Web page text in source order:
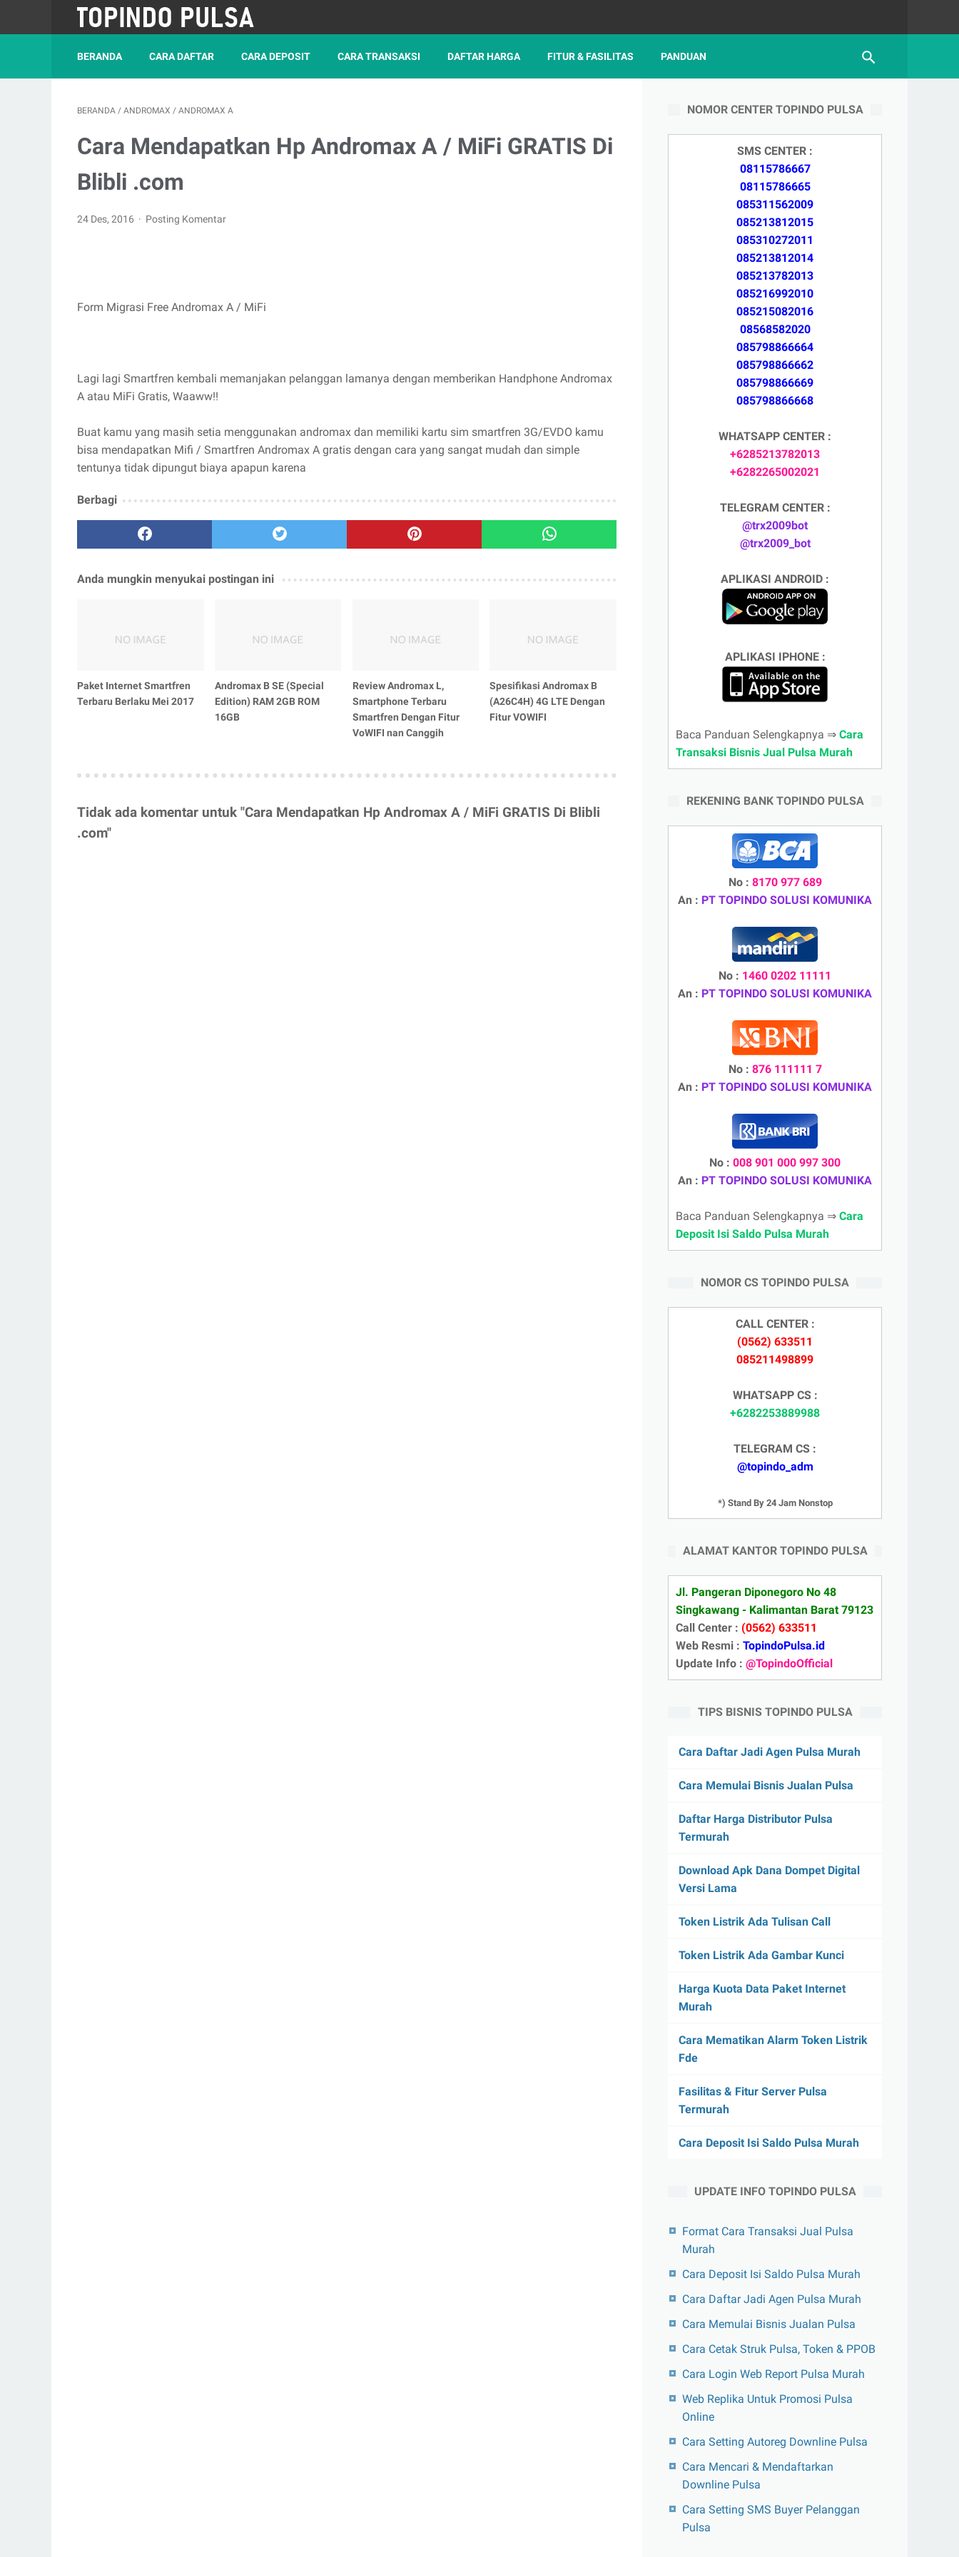
BERANDA CARA DAFTAR CARA DEPOSIT CARA TRANSAKSI DAFTAR HARGA FITUR & FASILITAS PANDUAN
BERANDA / ANDROMAX / ANDROMAX A
Cara Mendapatkan Hp Andromax A / MiFi GRATIS Di
Blibli .com
24 Des, 2016 Posting Komentar
Form Migrasi Free Andromax A / MiFi
Lagi lagi Smartfren kembali memanjakan pelanggan lamanya dengan memberikan Handphone Andromax
A atau MiFi Gratis, Waaww!!
Buat kamu yang masih setia menggunakan andromax dan memiliki kartu sim smartfren 3G/EVDO kamu
bisa mendapatkan Mifi / Smartfren Andromax A gratis dengan cara yang sangat mudah dan simple
tentunya tidak dipungut biaya apapun karena
Berbagi
Anda mungkin menyukai postingan ini
Paket Internet Smartfren
Terbaru Berlaku Mei 2017
Andromax B SE (Special
Edition) RAM 2GB ROM
16GB
Review Andromax L,
Smartphone Terbaru
Smartfren Dengan Fitur
VoWIFI nan Canggih
Spesifikasi Andromax B
(A26C4H) 4G LTE Dengan
Fitur VOWIFI
Tidak ada komentar untuk "Cara Mendapatkan Hp Andromax A / MiFi GRATIS Di Blibli
.com"
NOMOR CENTER TOPINDO PULSA
SMS CENTER :
08115786667
08115786665
085311562009
085213812015
085310272011
085213812014
085213782013
085216992010
085215082016
08568582020
085798866664
085798866662
085798866669
085798866668
WHATSAPP CENTER :
+6285213782013
+6282265002021
TELEGRAM CENTER :
@trx2009bot
@trx2009_bot
APLIKASI ANDROID :
APLIKASI IPHONE :
Baca Panduan Selengkapnya ⇒ Cara
Transaksi Bisnis Jual Pulsa Murah
REKENING BANK TOPINDO PULSA
No : 8170 977 689
An : PT TOPINDO SOLUSI KOMUNIKA
No : 1460 0202 11111
An : PT TOPINDO SOLUSI KOMUNIKA
No : 876 111111 7
An : PT TOPINDO SOLUSI KOMUNIKA
No : 008 901 000 997 300
An : PT TOPINDO SOLUSI KOMUNIKA
Baca Panduan Selengkapnya ⇒ Cara
Deposit Isi Saldo Pulsa Murah
NOMOR CS TOPINDO PULSA
CALL CENTER :
(0562) 633511
085211498899
WHATSAPP CS :
+6282253889988
TELEGRAM CS :
@topindo_adm
*) Stand By 24 Jam Nonstop
ALAMAT KANTOR TOPINDO PULSA
Jl. Pangeran Diponegoro No 48
Singkawang - Kalimantan Barat 79123
Call Center : (0562) 633511
Web Resmi : TopindoPulsa.id
Update Info : @TopindoOfficial
TIPS BISNIS TOPINDO PULSA
Cara Daftar Jadi Agen Pulsa Murah
Cara Memulai Bisnis Jualan Pulsa
Daftar Harga Distributor Pulsa
Termurah
Download Apk Dana Dompet Digital
Versi Lama
Token Listrik Ada Tulisan Call
Token Listrik Ada Gambar Kunci
Harga Kuota Data Paket Internet
Murah
Cara Mematikan Alarm Token Listrik
Fde
Fasilitas & Fitur Server Pulsa
Termurah
Cara Deposit Isi Saldo Pulsa Murah
UPDATE INFO TOPINDO PULSA
Format Cara Transaksi Jual Pulsa
Murah
Cara Deposit Isi Saldo Pulsa Murah
Cara Daftar Jadi Agen Pulsa Murah
Cara Memulai Bisnis Jualan Pulsa
Cara Cetak Struk Pulsa, Token & PPOB
Cara Login Web Report Pulsa Murah
Web Replika Untuk Promosi Pulsa
Online
Cara Setting Autoreg Downline Pulsa
Cara Mencari & Mendaftarkan
Downline Pulsa
Cara Setting SMS Buyer Pelanggan
Pulsa